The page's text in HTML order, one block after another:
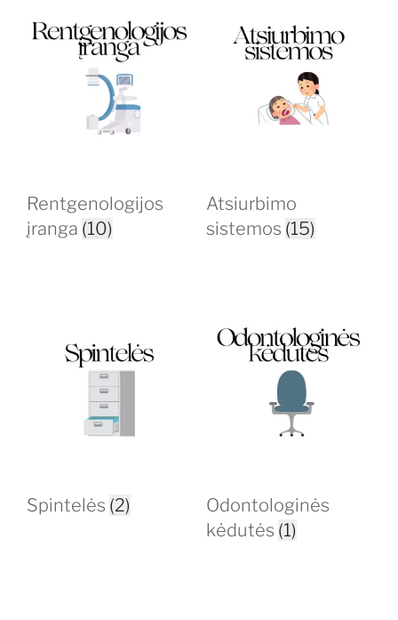
Rentgenologijos
įranga (10)
Atsiurbimo
sistemos (15)
Spintelės (2)
Odontologinės
kėdutės (1)